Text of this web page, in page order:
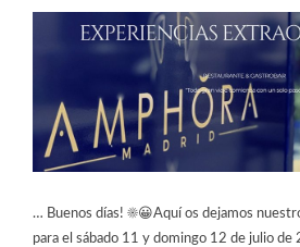
… Buenos días! ☀️😀Aquí os dejamos
para el sábado 11 y domingo 12 de julio